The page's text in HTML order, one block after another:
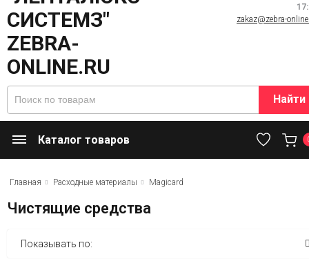
zakaz@zebra-
Найти
Каталог товаров
Главная Расходные материалы Magicard
Чистящие средства
Показывать по: